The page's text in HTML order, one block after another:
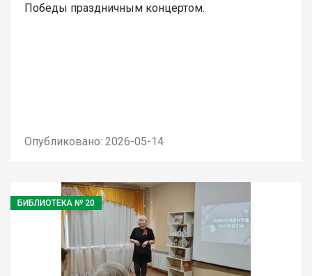
Победы праздничным концертом.
Опубликовано: 2026-05-14
БИБЛИОТЕКА № 20